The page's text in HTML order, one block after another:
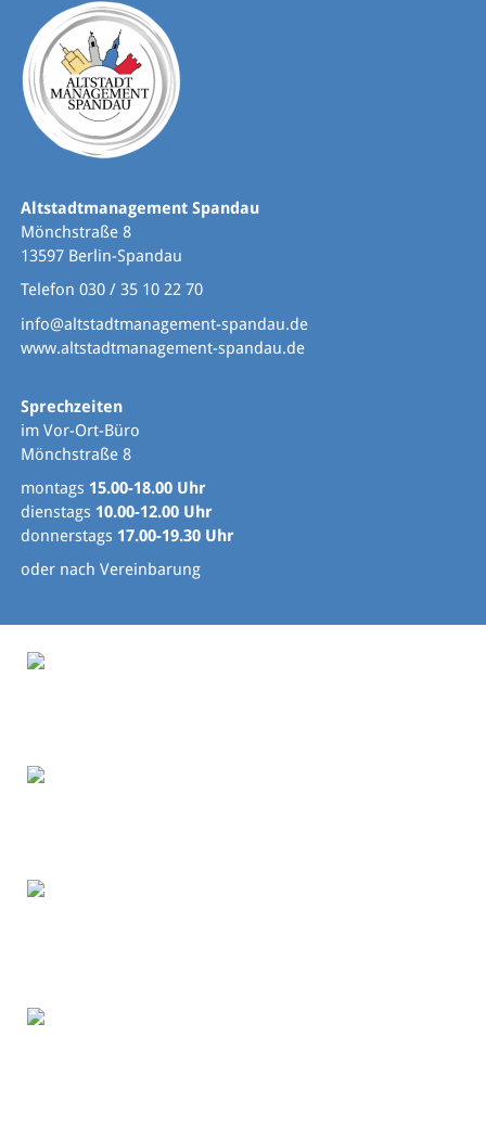
Altstadtmanagement Spandau
Mönchstraße 8
13597 Berlin-Spandau
Telefon 030 / 35 10 22 70
info@altstadtmanagement-spandau.de
www.altstadtmanagement-spandau.de
Sprechzeiten
im Vor-Ort-Büro
Mönchstraße 8
montags 15.00-18.00 Uhr
dienstags 10.00-12.00 Uhr
donnerstags 17.00-19.30 Uhr
oder nach Vereinbarung